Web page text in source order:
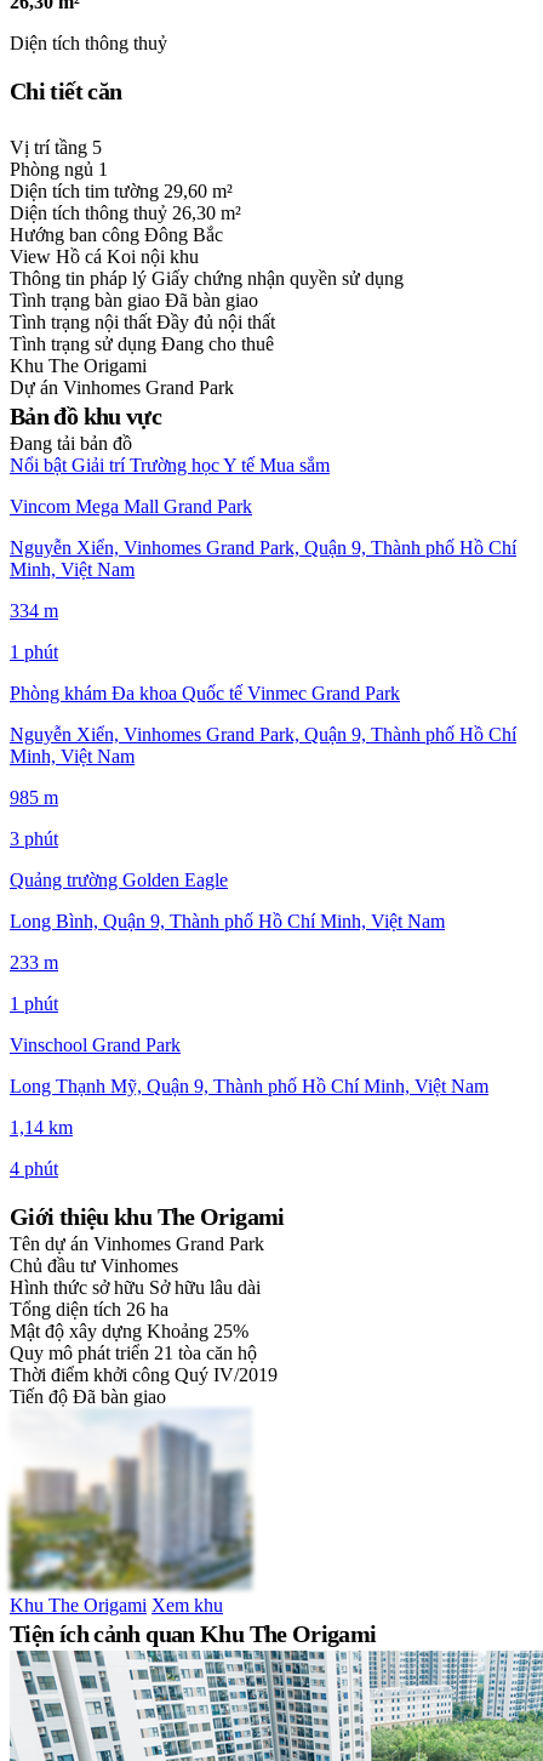
Diện tích thông thuỷ
Chi tiết căn
Vị trí tầng 5
Phòng ngủ 1
Diện tích tim tường 29,60 m²
Diện tích thông thuỷ 26,30 m²
Hướng ban công Đông Bắc
View Hồ cá Koi nội khu
Thông tin pháp lý Giấy chứng nhận quyền sử dụng
Tình trạng bàn giao Đã bàn giao
Tình trạng nội thất Đầy đủ nội thất
Tình trạng sử dụng Đang cho thuê
Khu The Origami
Dự án Vinhomes Grand Park
Bản đồ khu vực
Đang tải bản đồ
Nổi bật Giải trí Trường họcY tế Mua sắm
Vincom Mega Mall Grand Park
Nguyễn Xiển, Vinhomes Grand Park, Quận 9, Thành phố Hồ Chí
Minh, Việt Nam
334 m
1 phút
Phòng khám Đa khoa Quốc tế Vinmec Grand Park
Nguyễn Xiển, Vinhomes Grand Park, Quận 9, Thành phố Hồ Chí
Minh, Việt Nam
985 m
3 phút
Quảng trường Golden Eagle
Long Bình, Quận 9, Thành phố Hồ Chí Minh, Việt Nam
233 m
1 phút
Vinschool Grand Park
Long Thạnh Mỹ, Quận 9, Thành phố Hồ Chí Minh, Việt Nam
1,14 km
4 phút
Giới thiệu khu The Origami
Tên dự án Vinhomes Grand Park
Chủ đầu tư Vinhomes
Hình thức sở hữu Sở hữu lâu dài
Tổng diện tích 26 ha
Mật độ xây dựng Khoảng 25%
Quy mô phát triển 21 tòa căn hộ
Thời điểm khởi công Quý IV/2019
Tiến độ Đã bàn giao
Khu The Origami Xem khu
Tiện ích cảnh quan Khu The Origami